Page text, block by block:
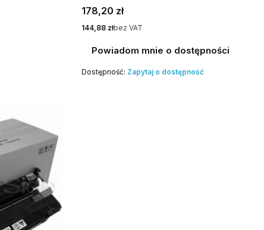
Cena
178,20 zł
Cena
144,88 złbez VAT
Powiadom mnie o dostępności
Dostępność: Zapytaj o dostępność